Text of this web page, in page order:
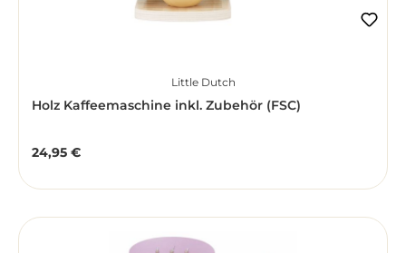
Little Dutch
Holz Kaffeemaschine inkl. Zubehör (FSC)
Regulärer Preis:
24,95 €